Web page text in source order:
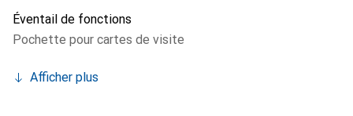
Éventail de fonctions
Pochette pour cartes de visite
Afficher plus